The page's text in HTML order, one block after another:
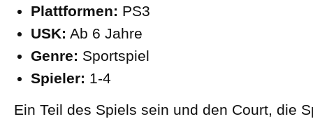
Plattformen: PS3
USK: Ab 6 Jahre
Genre: Sportspiel
Spieler: 1-4
Ein Teil des Spiels sein und den Court, die